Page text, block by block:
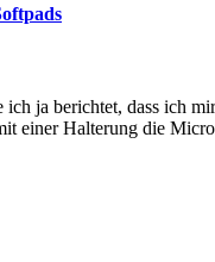
ich ja berichtet, dass ich
einer Halterung die